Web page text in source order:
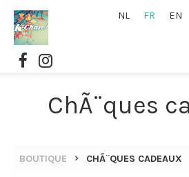
NL FR EN
ChÃ¨ques
BOUTIQUE CHÃ¨QUES CADEAUX